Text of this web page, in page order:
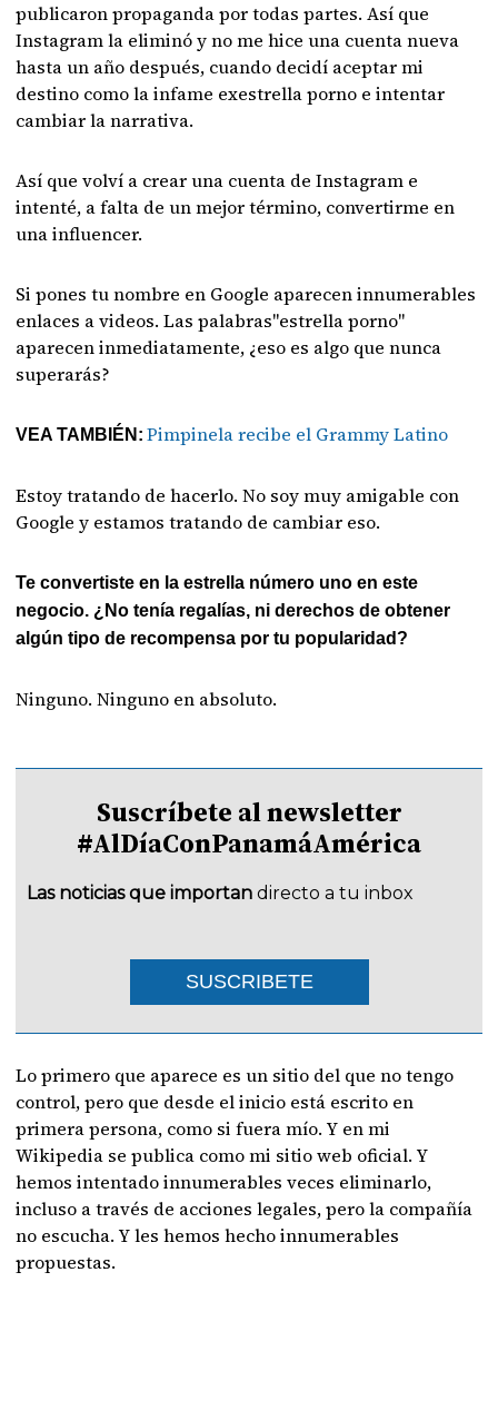
publicaron propaganda por todas partes. Así que
Instagram la eliminó y no me hice una cuenta nueva
hasta un año después, cuando decidí aceptar mi
destino como la infame exestrella porno e intentar
cambiar la narrativa.
Así que volví a crear una cuenta de Instagram e
intenté, a falta de un mejor término, convertirme en
una influencer.
Si pones tu nombre en Google aparecen innumerables
enlaces a videos. Las palabras"estrella porno"
aparecen inmediatamente, ¿eso es algo que nunca
superarás?
VEA TAMBIÉN: Pimpinela recibe el Grammy Latino
Estoy tratando de hacerlo. No soy muy amigable con
Google y estamos tratando de cambiar eso.
Te convertiste en la estrella número uno en este
negocio. ¿No tenía regalías, ni derechos de obtener
algún tipo de recompensa por tu popularidad?
Ninguno. Ninguno en absoluto.
Suscríbete al newsletter
#AlDíaConPanamáAmérica
Las noticias que importan directo a tu inbox
SUSCRIBETE
Lo primero que aparece es un sitio del que no tengo
control, pero que desde el inicio está escrito en
primera persona, como si fuera mío. Y en mi
Wikipedia se publica como mi sitio web oficial. Y
hemos intentado innumerables veces eliminarlo,
incluso a través de acciones legales, pero la compañía
no escucha. Y les hemos hecho innumerables
propuestas.